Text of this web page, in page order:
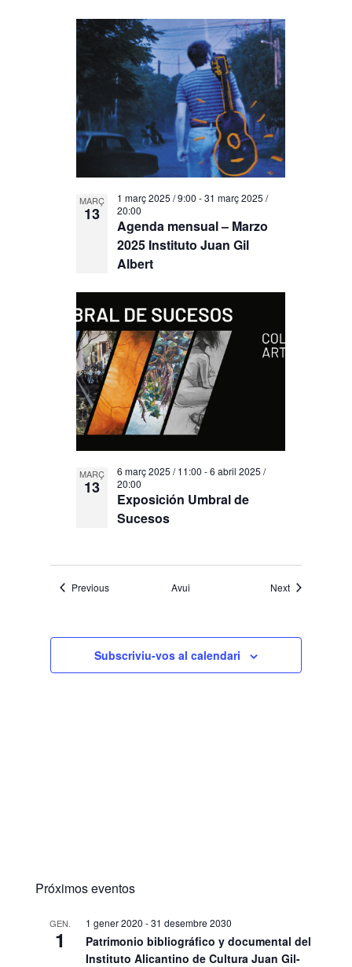
MARÇ
13
Agenda mensual – Marzo
2025 Instituto Juan Gil
Albert
1 març 2025 / 9:00 -31 març 2025 /
20:00
MARÇ
13
Exposición Umbral de
Sucesos
6 març 2025 / 11:00 -6 abril 2025 /
20:00
PreviousEsdevenimentsAvui Next
Subscriviu-vos al calendari
Próximos eventos
GEN.
1
1 gener 2020 -31 desembre 2030
Patrimonio bibliográfico y documental del
Instituto Alicantino de Cultura Juan Gil-